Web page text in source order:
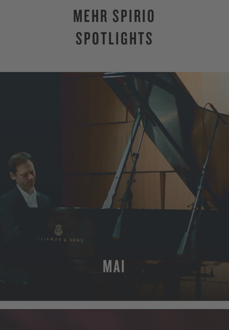
MEHR SPIRIO
SPOTLIGHTS
MAI